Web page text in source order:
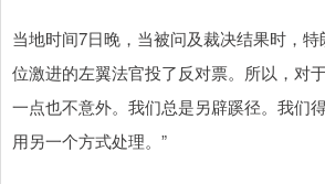
当地时间7日晚，当被问及裁决结果时，特
位激进的左翼法官投了反对票。所以，对
一点也不意外。我们总是另辟蹊径。我们
用另一个方式处理。”